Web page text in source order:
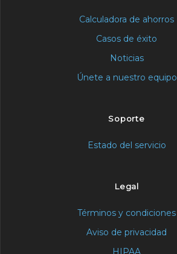
Calculadora de ahorros
Casos de éxito
Noticias
Únete a nuestro equipo
Soporte
Estado del servicio
Legal
Términos y condiciones
Aviso de privacidad
HIPAA